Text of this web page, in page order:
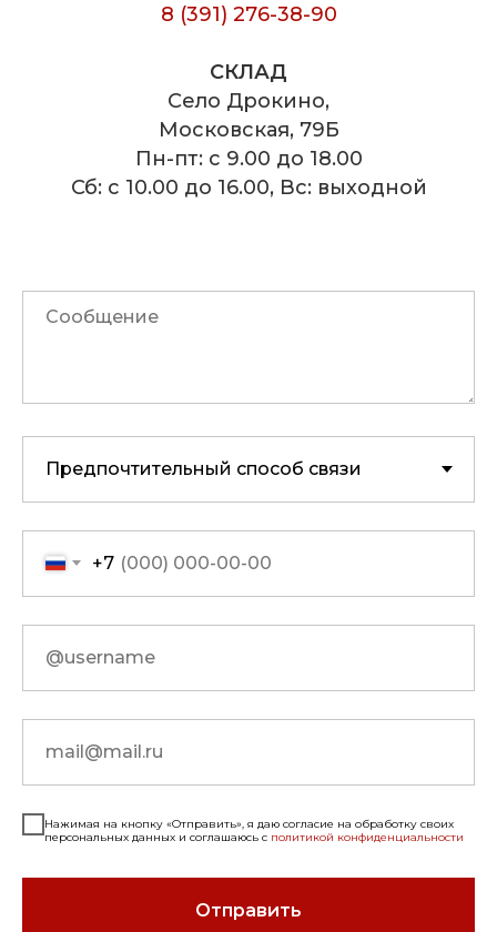
8 (391) 276-38-90
СКЛАД
Село Дрокино,
Московская, 79Б
Пн-пт: с 9.00 до 18.00
Сб: с 10.00 до 16.00, Вс: выходной
+7
Нажимая на кнопку «Отправить», я даю согласие на обработку своих
персональных данных и соглашаюсь с политикой конфиденциальности
Отправить